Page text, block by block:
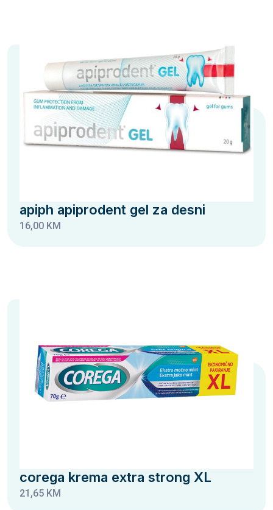
apiph apiprodent gel za desni
16,00 KM
corega krema extra strong XL
21,65 KM